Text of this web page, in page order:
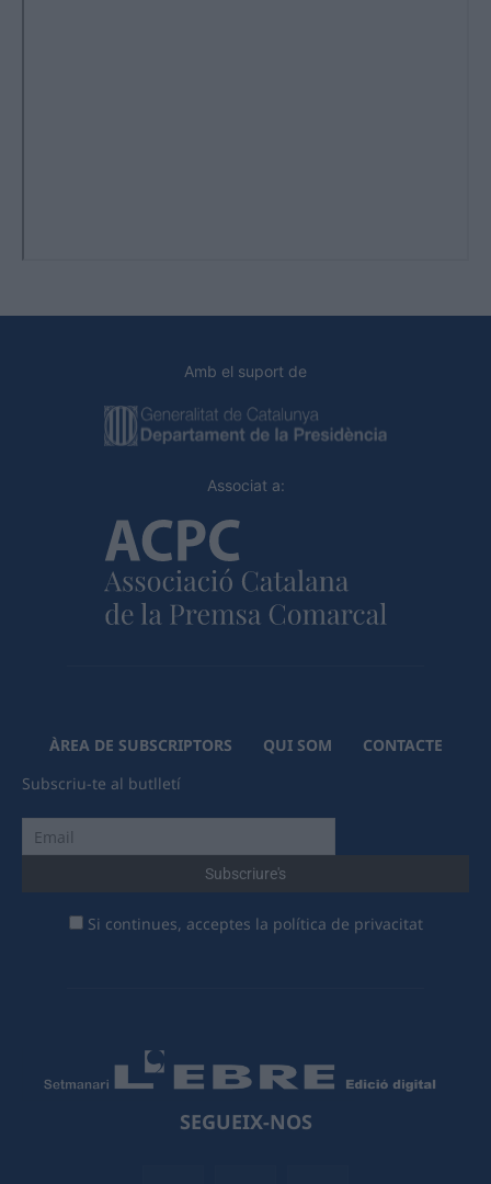
Amb el suport de
Associat a:
ÀREA DE SUBSCRIPTORS QUI SOM
CONTACTE
Subscriu-te al butlletí
Si continues, acceptes la política de privacitat
SEGUEIX-NOS